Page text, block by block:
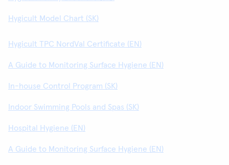
Hygicult Model Chart (SK)
Hygicult TPC NordVal Certificate (EN)
A Guide to Monitoring Surface Hygiene (EN)
In-house Control Program (SK)
Indoor Swimming Pools and Spas (SK)
Hospital Hygiene (EN)
A Guide to Monitoring Surface Hygiene (EN)